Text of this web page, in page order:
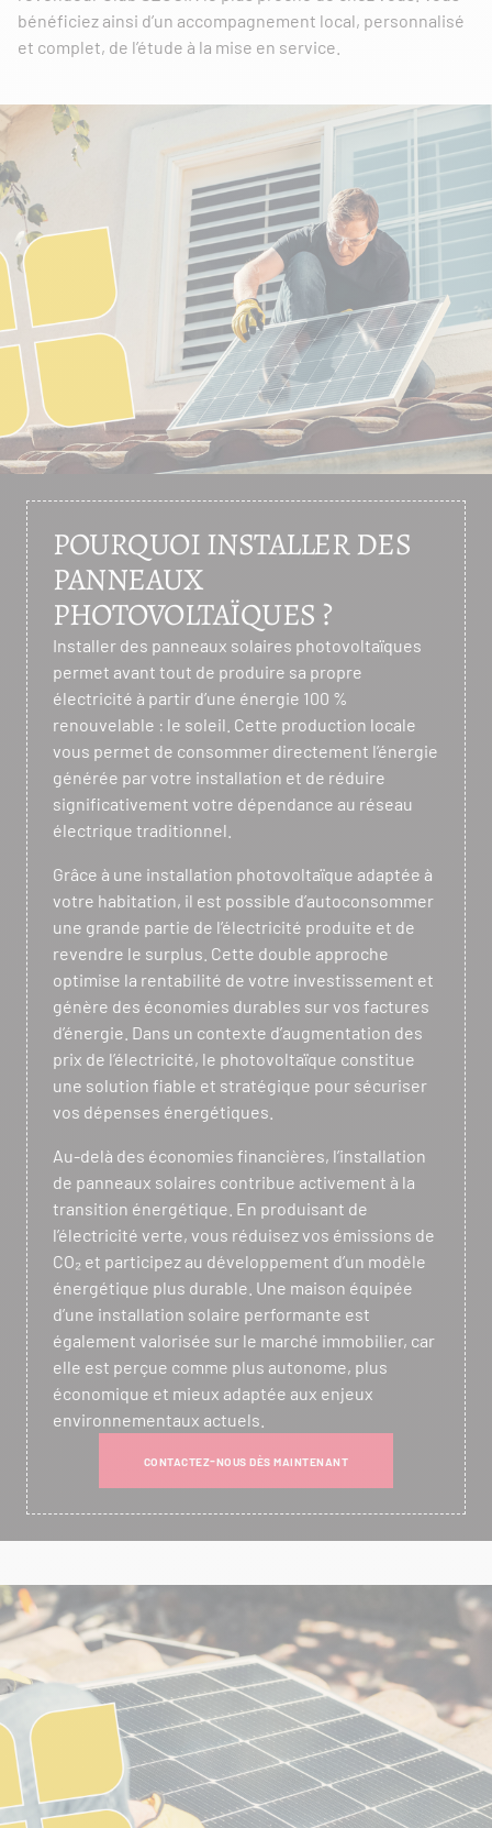
bénéficiez ainsi d’un accompagnement local, personnalisé
et complet, de l’étude à la mise en service.
POURQUOI INSTALLER DES
PANNEAUX
PHOTOVOLTAÏQUES ?
Installer des panneaux solaires photovoltaïques
permet avant tout de produire sa propre
électricité à partir d’une énergie 100 %
renouvelable : le soleil. Cette production locale
vous permet de consommer directement l’énergie
générée par votre installation et de réduire
significativement votre dépendance au réseau
électrique traditionnel.
Grâce à une installation photovoltaïque adaptée à
votre habitation, il est possible d’autoconsommer
une grande partie de l’électricité produite et de
revendre le surplus. Cette double approche
optimise la rentabilité de votre investissement et
génère des économies durables sur vos factures
d’énergie. Dans un contexte d’augmentation des
prix de l’électricité, le photovoltaïque constitue
une solution fiable et stratégique pour sécuriser
vos dépenses énergétiques.
Au-delà des économies financières, l’installation
de panneaux solaires contribue activement à la
transition énergétique. En produisant de
l’électricité verte, vous réduisez vos émissions de
CO₂ et participez au développement d’un modèle
énergétique plus durable. Une maison équipée
d’une installation solaire performante est
également valorisée sur le marché immobilier, car
elle est perçue comme plus autonome, plus
économique et mieux adaptée aux enjeux
environnementaux actuels.
CONTACTEZ-NOUS DÈS MAINTENANT